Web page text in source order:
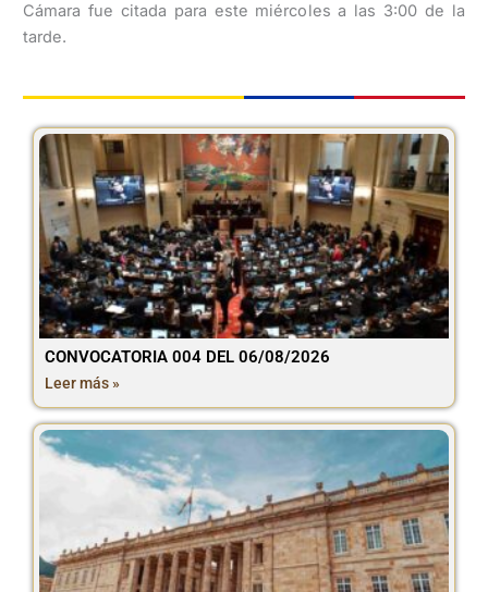
Cámara fue citada para este miércoles a las 3:00 de la
tarde.
CONVOCATORIA 004 DEL 06/08/2026
Leer más »